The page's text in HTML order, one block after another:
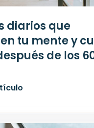
diarios que
tu mente y
de los